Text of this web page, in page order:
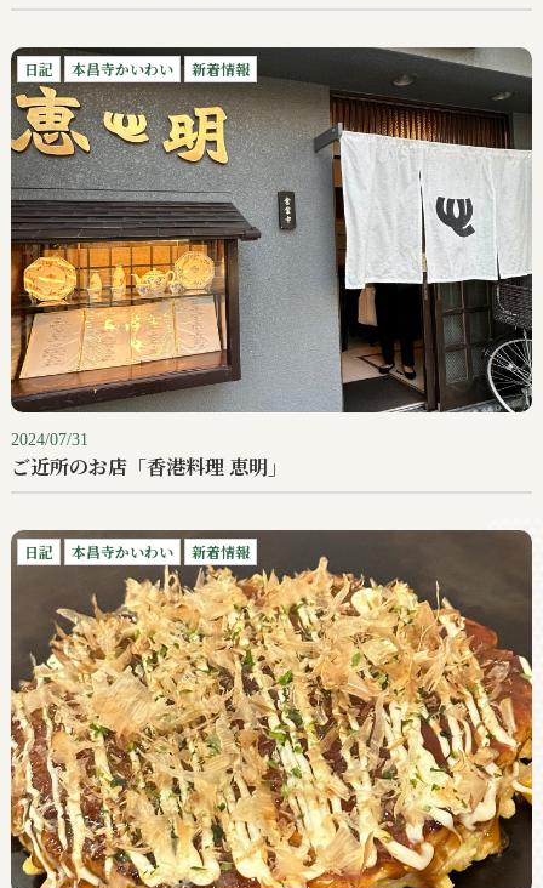
日記 本昌寺かいわい 新着情報
2024/07/31
ご近所のお店「香港料理 恵明」
日記 本昌寺かいわい 新着情報